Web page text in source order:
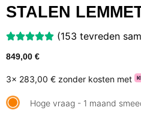
STALEN
(153 tevreden
849,00 €
3x 283,00 € zonder kosten met
Hoge vraag - 1 maand